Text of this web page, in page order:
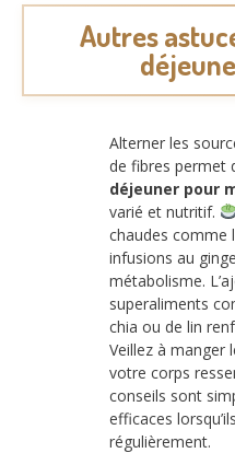
Autres
Alterner les
de fibres permet
déjeuner pour
varié et nutritif.
chaudes comme
infusions au
métabolisme.
superaliments
chia ou de lin
Veillez à manger
votre corps
conseils sont
efficaces
régulièrement.